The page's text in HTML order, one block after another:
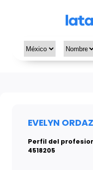
EVELYN
Perfil del
4518205